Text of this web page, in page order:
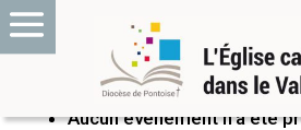
PROCHAINS ÉVÉNEMENTS
Aucun événement n’a été